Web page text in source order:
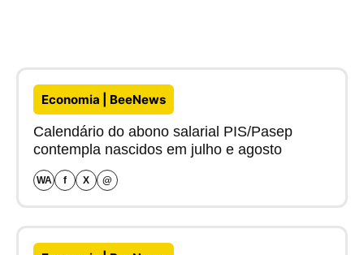
Economia | BeeNews
Calendário do abono salarial PIS/Pasep
contempla nascidos em julho e agosto
WA f X @